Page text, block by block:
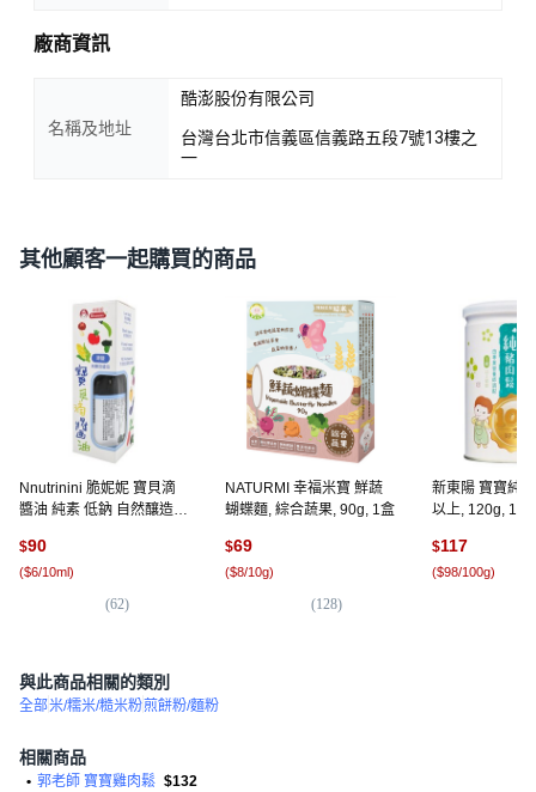
廠商資訊
名稱及地址
酷澎股份有限公司
台灣台北市信義區信義路五段7號13樓之
一
其他顧客一起購買的商品
Nnutrinini 脆妮妮 寶貝滴
醬油 純素 低鈉 自然釀造
薄鹽, 150ml, 1瓶
$90
($6/10ml)
(62)
NATURMI 幸福米寶 鮮蔬
蝴蝶麵, 綜合蔬果, 90g, 1盒
$69
($8/10g)
(128)
新東陽 寶寶純
以上, 120g, 1罐
$117
($98/100g)
與此商品相關的類別
全部米/糯米/糙米粉煎餅粉/麵粉
相關商品
• 郭老師 寶寶雞肉鬆 $132